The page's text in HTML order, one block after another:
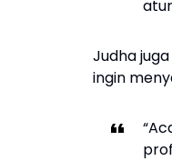
Judha
ingin